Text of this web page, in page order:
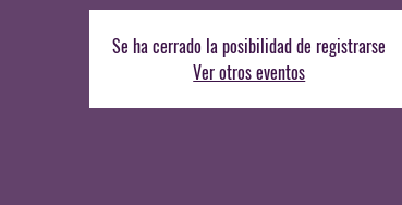
Se ha cerrado la posibilidad de registrarse
Ver otros eventos